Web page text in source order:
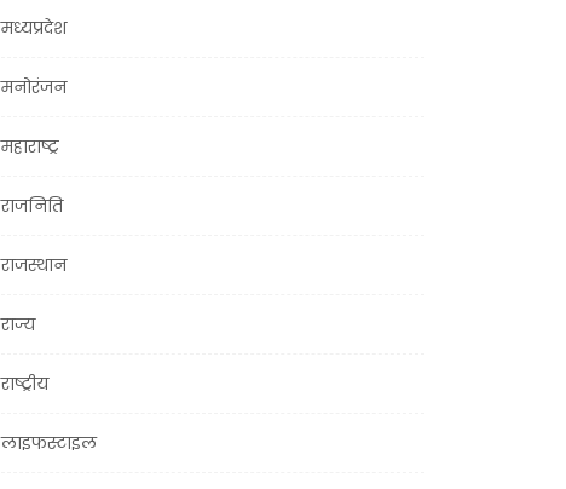
मध्यप्रदेश
मनोरंजन
महाराष्ट्र
राजनिति
राजस्थान
राज्य
राष्ट्रीय
लाइफस्टाइल